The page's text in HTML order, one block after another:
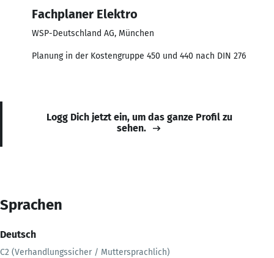
Fachplaner Elektro
WSP-Deutschland AG, München
Planung in der Kostengruppe 450 und 440 nach DIN 276
Logg Dich jetzt ein, um das ganze Profil zu
sehen.
Sprachen
Deutsch
C2 (Verhandlungssicher / Muttersprachlich)